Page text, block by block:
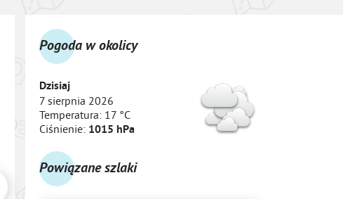
Pogoda w okolicy
Dzisiaj
7 sierpnia 2026
Temperatura: 17 °C
Ciśnienie: 1015 hPa
Powiązane szlaki